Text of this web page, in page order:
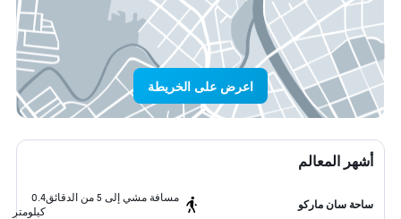
اعرض على الخريطة
أشهر المعالم
ساحة سان ماركو
مسافة مشي إلى 5 من الدقائق
0.4
كيلومتر